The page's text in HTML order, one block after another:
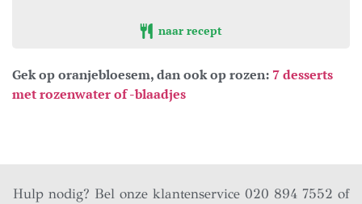
naar recept
Gek op oranjebloesem, dan ook op rozen:7 desserts
met rozenwater of -blaadjes
Hulp nodig? Bel onze klantenservice 020 894 7552 of